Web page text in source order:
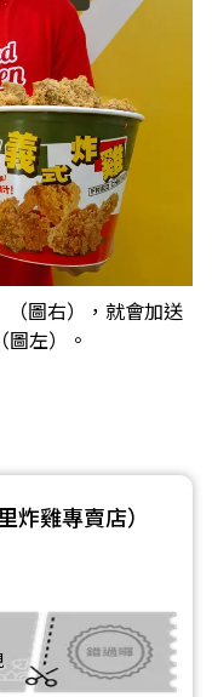
圖右），就會加送
圖左）。
炸雞專賣店）